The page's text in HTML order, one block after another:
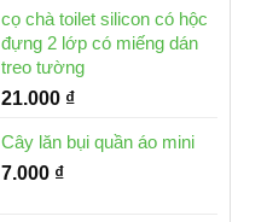
cọ chà toilet silicon có hộc
đựng 2 lớp có miếng dán
treo tường
21.000 ₫
Cây lăn bụi quần áo mini
7.000 ₫